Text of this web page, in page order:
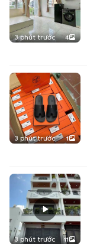
3 phút trước 4
3 phút trước 1
3 phút trước 11